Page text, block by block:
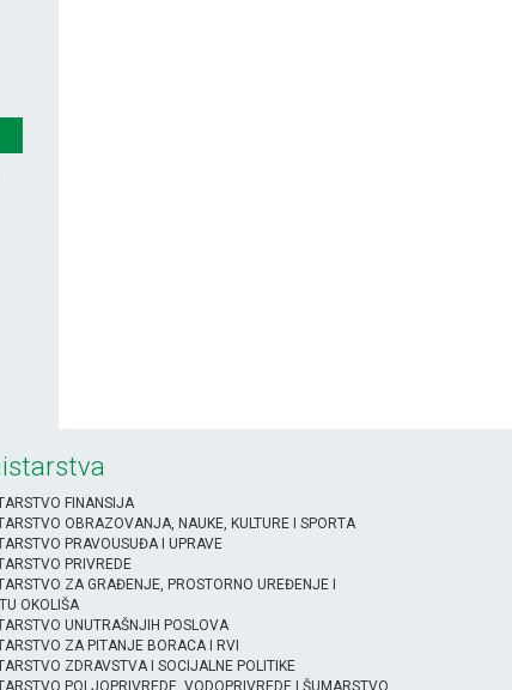
FINANSIJA
OBRAZOVANJA, NAUKE, KULTURE I SPORTA
PRAVOUSUĐA I UPRAVE
PRIVREDE
ZA GRAĐENJE, PROSTORNO UREĐENJE I
OKOLIŠA
UNUTRAŠNJIH POSLOVA
ZA PITANJE BORACA I RVI
ZDRAVSTVA I SOCIJALNE POLITIKE
POLJOPRIVREDE, VODOPRIVREDE I ŠUMARSTVO